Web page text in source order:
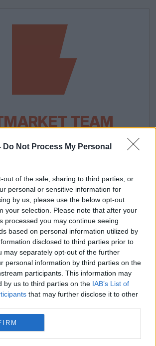
Do Not Process My Personal
out of the sale, sharing to third parties, or
personal or sensitive information for
by us, please use the below opt-out
your selection. Please note that after your
processed you may continue seeing
based on personal information utilized by
disclosed to third parties prior to
may separately opt-out of the further
personal information by third parties on the
participants. This information may
by us to third parties on the IAB’s List of
that may further disclose it to other
TEAM
καθημερινά μελετημένα
στοιχήματος για τα
παιχνίδια της ημέρας, ειδικά
από όλα τα σπορ, τις hot
αποδόσεις και ενδιαφέρουσα
γύρω από το στοίχημα. Η ισχύς